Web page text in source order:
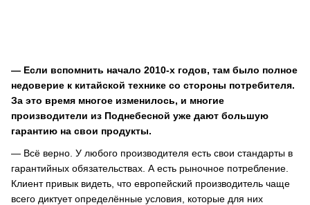
— Если вспомнить начало 2010-х годов, там было полное
недоверие к китайской технике со стороны потребителя.
За это время многое изменилось, и многие
производители из Поднебесной уже дают большую
гарантию на свои продукты.
— Всё верно. У любого производителя есть свои стандарты в
гарантийных обязательствах. А есть рыночное потребление.
Клиент привык видеть, что европейский производитель чаще
всего диктует определённые условия, которые для них